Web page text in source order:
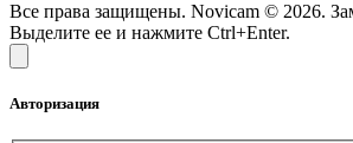
Все права защищены. Novicam © 2026.
Выделите ее и нажмите Ctrl+Enter.
Авторизация